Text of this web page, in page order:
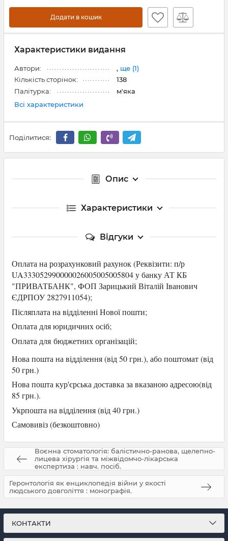
Додати в кошик
Характеристики видання
Автори: , ще (1)
Кількість сторінок:
138
Палітурка:
м'яка
Всі характеристики
Поділитися:
Опис
Характеристики
Відгуки
Оплата на розрахунковий рахунок (Реквізити: п/р
UA333052990000026005005005804 у банку АТ КБ
"ПРИВАТБАНК", ФОП Зарицький Віталій Іванович
ЄДРПОУ 2827911054);
Післяплата на відділенні Нової пошти;
Оплата для юридичних осіб;
Оплата для бюджетних організацій;
Нова пошта на відділення (від 50 грн.), абопоштомат (від
50 грн.)
Нова пошта кур'єрська доставка за вказаною адресою(від
85 грн.).
Укрпошта на відділення (від 40 грн.)
Самовивіз (безкоштовно)
Воєнна стоматологія: балістично-ранова, щелепно-
лицева хірургія та міжвідомчо-лікарська
експертиза : навч. посіб.
Геронтологія як енциклопедія війни у якості
людського довголіття : монографія.
КОНТАКТИ